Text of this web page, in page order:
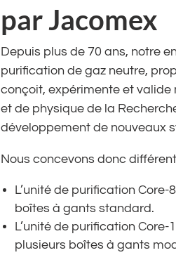
par Jacomex
Depuis plus de 70 ans, notre
purification de gaz neutre,
conçoit, expérimente et valide
et de physique de la
développement de nouveaux
Nous concevons donc
L’unité de purification
boîtes à gants standard.
L’unité de purification
plusieurs boîtes à gants